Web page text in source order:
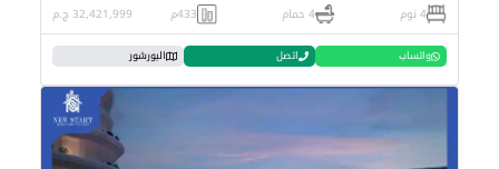
4 نوم 4 حمام 433م 32,421,999 ج.م
واتساب اتصل البورشور